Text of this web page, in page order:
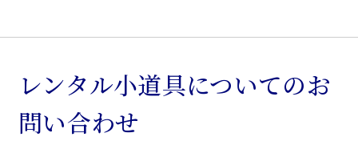
ッ
ク
個
レンタル小道具についてのお
問い合わせ